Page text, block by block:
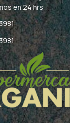
en 24 hrs